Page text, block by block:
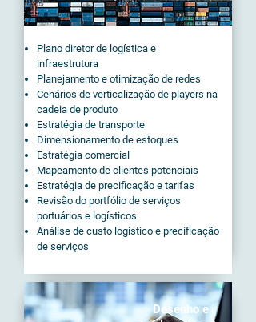
Plano diretor de logística e
infraestrutura
Planejamento e otimização de redes
Cenários de verticalização de players na
cadeia de produto
Estratégia de transporte
Dimensionamento de estoques
Estratégia comercial
Mapeamento de clientes potenciais
Estratégia de precificação e tarifas
Revisão do portfólio de serviços
portuários e logísticos
Análise de custo logístico e precificação
de serviços
Desenho e